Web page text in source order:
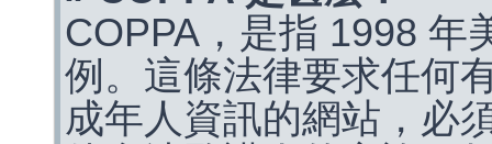
COPPA，是指 1998 年
例。這條法律要求任何
成年人資訊的網站，必